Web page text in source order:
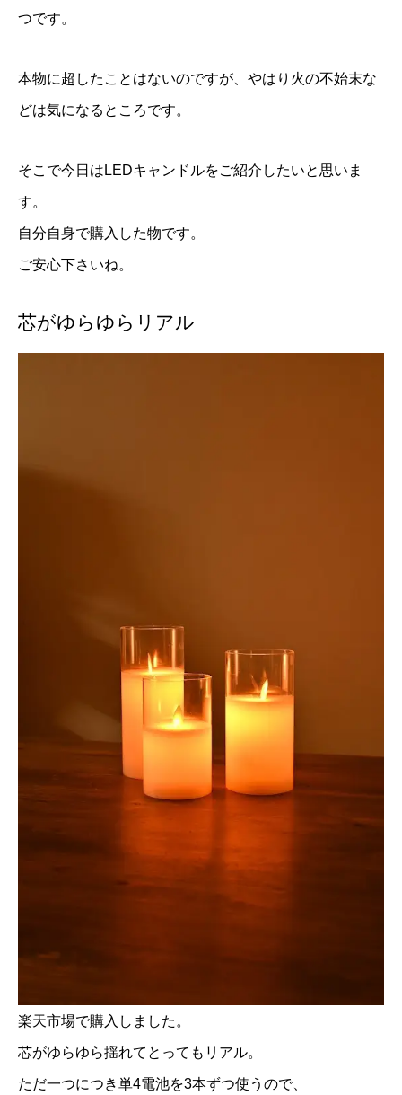
つです。
本物に超したことはないのですが、やはり火の不始末な
どは気になるところです。
そこで今日はLEDキャンドルをご紹介したいと思いま
す。
自分自身で購入した物です。
ご安心下さいね。
芯がゆらゆらリアル
楽天市場で購入しました。
芯がゆらゆら揺れてとってもリアル。
ただ一つにつき単4電池を3本ずつ使うので、